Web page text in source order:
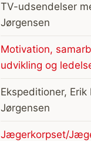
TV-udsendelser
Jørgensen
Motivation,
udvikling og
Ekspeditioner, Erik
Jørgensen
Jægerkorpset/